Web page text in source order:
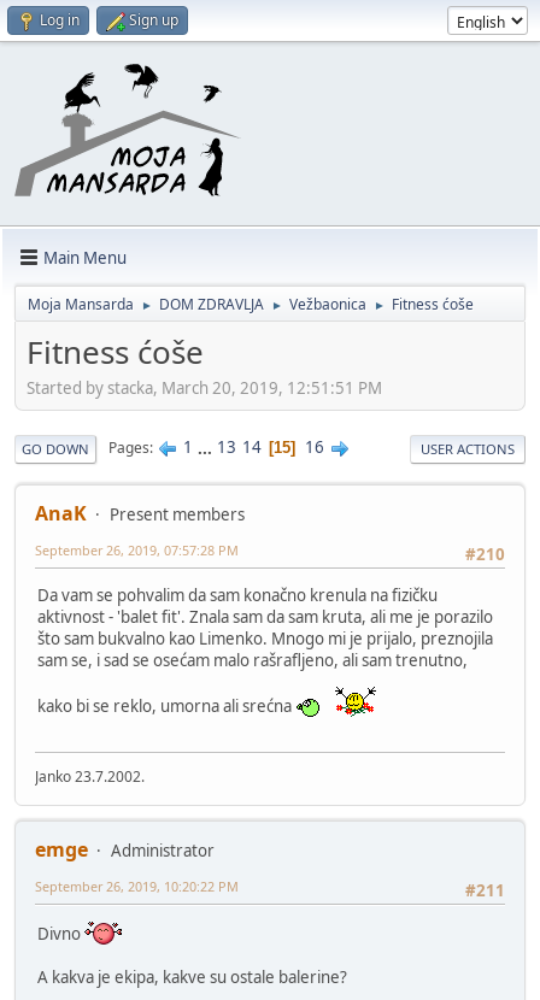
Log in Sign up
Main Menu
Moja Mansarda ► DOM ZDRAVLJA ► Vežbaonica ► Fitness ćoše
Fitness ćoše
Started by stacka, March 20, 2019, 12:51:51 PM
GO DOWN Pages 1 ... 13 14 15 16 USER ACTIONS
AnaK
Present members
#210
September 26, 2019, 07:57:28 PM
Da vam se pohvalim da sam konačno krenula na fizičku
aktivnost - 'balet fit'. Znala sam da sam kruta, ali me je porazilo
što sam bukvalno kao Limenko. Mnogo mi je prijalo, preznojila
sam se, i sad se osećam malo rašrafljeno, ali sam trenutno,
kako bi se reklo, umorna ali srećna
Janko 23.7.2002.
emge
Administrator
#211
September 26, 2019, 10:20:22 PM
Divno
A kakva je ekipa, kakve su ostale balerine?